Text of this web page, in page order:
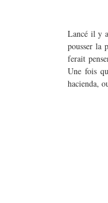
Lancé il y
pousser la
ferait
Une fois
hacienda,